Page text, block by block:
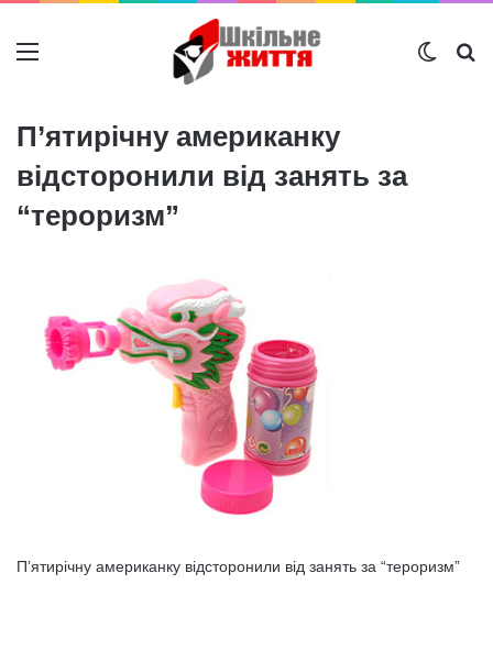
Меню
П’ятирічну американку
відсторонили від занять за
“тероризм”
П’ятирічну американку відсторонили від занять за “тероризм”